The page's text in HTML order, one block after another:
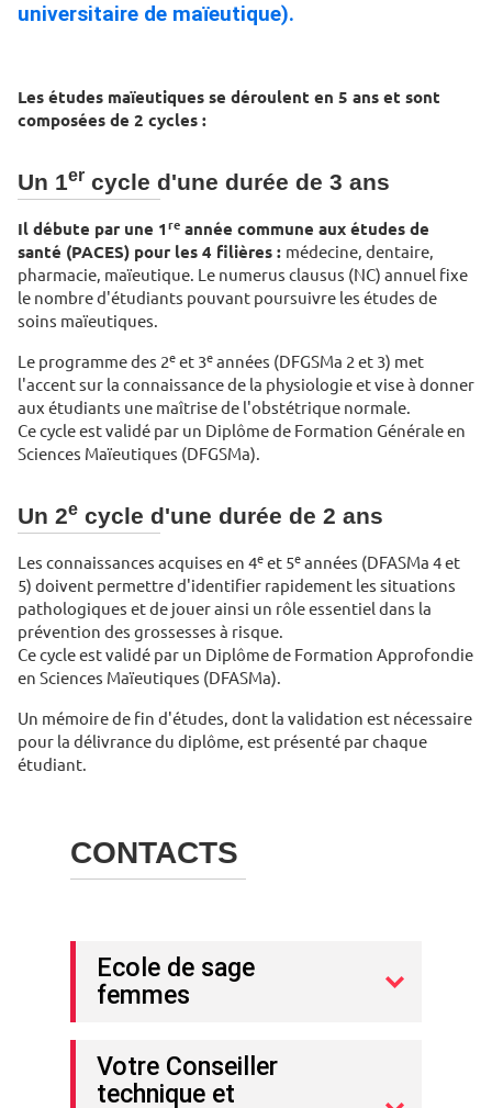
universitaire de maïeutique).
Les études maïeutiques se déroulent en 5 ans et sont
composées de 2 cycles :
Un 1er cycle d'une durée de 3 ans
Il débute par une 1 re année commune aux études de
santé (PACES) pour les 4 filières : médecine, dentaire,
pharmacie, maïeutique. Le numerus clausus (NC) annuel fixe
le nombre d'étudiants pouvant poursuivre les études de
soins maïeutiques.
Le programme des 2e et 3e années (DFGSMa 2 et 3) met
l'accent sur la connaissance de la physiologie et vise à donner
aux étudiants une maîtrise de l'obstétrique normale.
Ce cycle est validé par un Diplôme de Formation Générale en
Sciences Maïeutiques (DFGSMa).
Un 2e cycle d'une durée de 2 ans
Les connaissances acquises en 4e et 5e années (DFASMa 4 et
5) doivent permettre d'identifier rapidement les situations
pathologiques et de jouer ainsi un rôle essentiel dans la
prévention des grossesses à risque.
Ce cycle est validé par un Diplôme de Formation Approfondie
en Sciences Maïeutiques (DFASMa).
Un mémoire de fin d'études, dont la validation est nécessaire
pour la délivrance du diplôme, est présenté par chaque
étudiant.
CONTACTS
Ecole de sage
femmes
Votre Conseiller
technique et